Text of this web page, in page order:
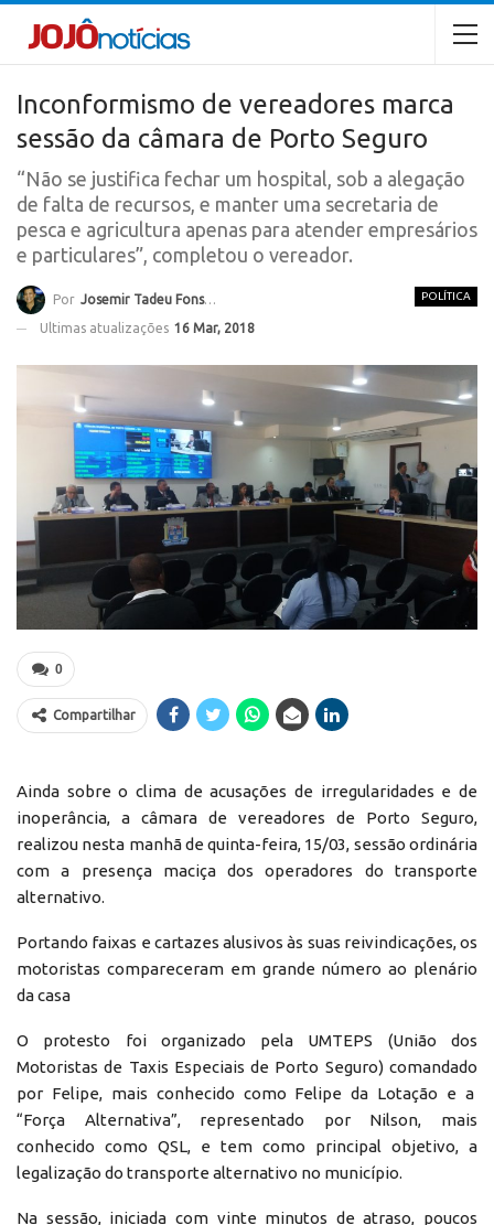
Inconformismo de vereadores marca
sessão da câmara de Porto Seguro
“Não se justifica fechar um hospital, sob a alegação
de falta de recursos, e manter uma secretaria de
pesca e agricultura apenas para atender empresários
e particulares”, completou o vereador.
POLÍTICA
Por Josemir Tadeu Fonseca
Ultimas atualizações 16 Mar, 2018
0
Compartilhar
Ainda sobre o clima de acusações de irregularidades e de
inoperância, a câmara de vereadores de Porto Seguro,
realizou nesta manhã de quinta-feira, 15/03, sessão ordinária
com a presença maciça dos operadores do transporte
alternativo.
Portando faixas e cartazes alusivos às suas reivindicações, os
motoristas compareceram em grande número ao plenário
da casa
O protesto foi organizado pela UMTEPS (União dos
Motoristas de Taxis Especiais de Porto Seguro) comandado
por Felipe, mais conhecido como Felipe da Lotação e a
“Força Alternativa”, representado por Nilson, mais
conhecido como QSL, e tem como principal objetivo, a
legalização do transporte alternativo no município.
Na sessão, iniciada com vinte minutos de atraso, poucos